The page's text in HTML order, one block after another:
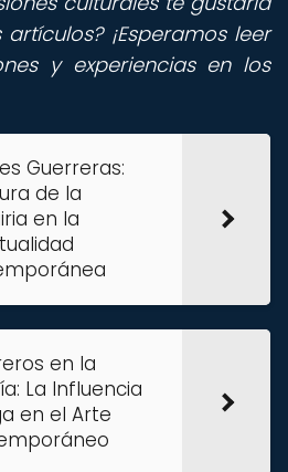
¡Esperamos leer
y experiencias en los
Guerreras:
de la
en la
en la
La Influencia
en el Arte